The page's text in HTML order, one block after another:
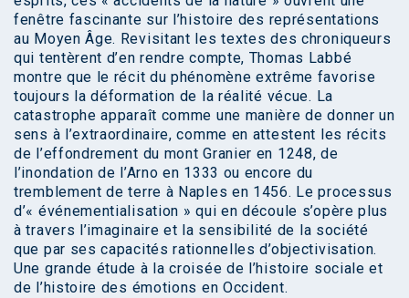
fenêtre fascinante sur l’histoire des représentations
au Moyen Âge. Revisitant les textes des chroniqueurs
qui tentèrent d’en rendre compte, Thomas Labbé
montre que le récit du phénomène extrême favorise
toujours la déformation de la réalité vécue. La
catastrophe apparaît comme une manière de donner un
sens à l’extraordinaire, comme en attestent les récits
de l’effondrement du mont Granier en 1248, de
l’inondation de l’Arno en 1333 ou encore du
tremblement de terre à Naples en 1456. Le processus
d’« événementialisation » qui en découle s’opère plus
à travers l’imaginaire et la sensibilité de la société
que par ses capacités rationnelles d’objectivisation.
Une grande étude à la croisée de l’histoire sociale et
de l’histoire des émotions en Occident.